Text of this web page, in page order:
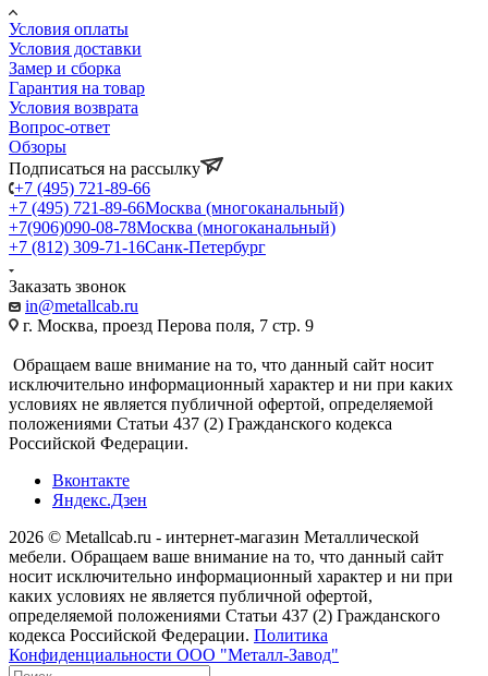
Условия оплаты
Условия доставки
Замер и сборка
Гарантия на товар
Условия возврата
Вопрос-ответ
Обзоры
Подписаться на рассылку
+7 (495) 721-89-66
+7 (495) 721-89-66Москва (многоканальный)
+7(906)090-08-78Москва (многоканальный)
+7 (812) 309-71-16Санк-Петербург
Заказать звонок
in@metallcab.ru
г. Москва, проезд Перова поля, 7 стр. 9
Обращаем ваше внимание на то, что данный сайт носит
исключительно информационный характер и ни при каких
условиях не является публичной офертой, определяемой
положениями Статьи 437 (2) Гражданского кодекса
Российской Федерации.
Вконтакте
Яндекс.Дзен
2026 © Metallcab.ru - интернет-магазин Металлической
мебели. Обращаем ваше внимание на то, что данный сайт
носит исключительно информационный характер и ни при
каких условиях не является публичной офертой,
определяемой положениями Статьи 437 (2) Гражданского
кодекса Российской Федерации. Политика
Конфиденциальности ООО "Металл-Завод"